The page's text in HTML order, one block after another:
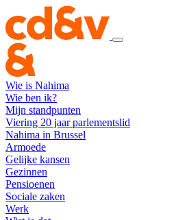
Wie is Nahima
Wie ben ik?
Mijn standpunten
Viering 20 jaar parlementslid
Nahima in Brussel
Armoede
Gelijke kansen
Gezinnen
Pensioenen
Sociale zaken
Werk